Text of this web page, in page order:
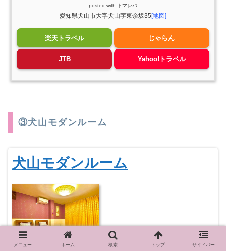
posted with トマレバ
愛知県犬山市大字犬山字東余坂35 [地図]
楽天トラベル じゃらん
JTB Yahoo!トラベル
③犬山モダンルーム
犬山モダンルーム
メニュー ホーム 検索 トップ サイドバー